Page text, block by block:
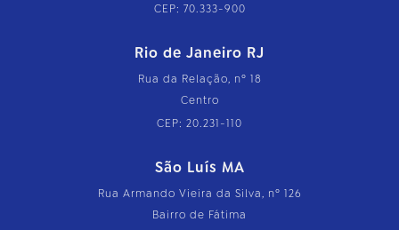
CEP: 70.333-900
Rio de Janeiro RJ
Rua da Relação, nº 18
Centro
CEP: 20.231-110
São Luís MA
Rua Armando Vieira da Silva, nº 126
Bairro de Fátima